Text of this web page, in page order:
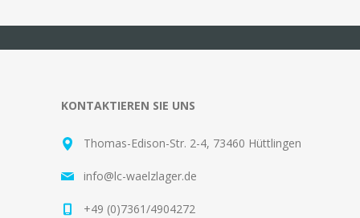
KONTAKTIEREN SIE UNS
Thomas-Edison-Str. 2-4, 73460 Hüttlingen
info@lc-waelzlager.de
+49 (0)7361/4904272